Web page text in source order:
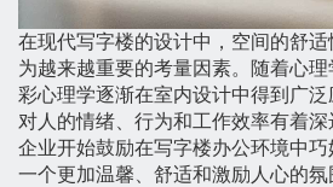
在现代写字楼的设计中，空间的舒
为越来越重要的考量因素。随着心
彩心理学逐渐在室内设计中得到广
对人的情绪、行为和工作效率有着
企业开始鼓励在写字楼办公环境中
一个更加温馨、舒适和激励人心的